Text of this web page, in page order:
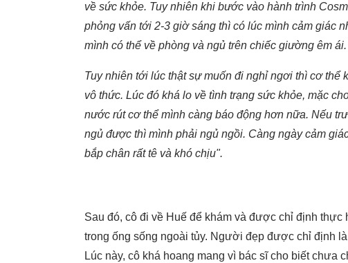
về sức khỏe. Tuy nhiên khi bước vào hành trình
phỏng vấn tới 2-3 giờ sáng thì có lúc mình cảm giác
mình có thể về phòng và ngủ trên chiếc giường êm ái.
Tuy nhiên tới lúc thật sự muốn đi nghỉ ngơi thì cơ thể
vô thức. Lúc đó khá lo về tình trạng sức khỏe, mặc
nước rút cơ thể mình càng báo động hơn nữa. Nếu
ngủ được thì mình phải ngủ ngồi. Càng ngày cảm
bắp chân rất tê và khó chịu".
Sau đó, cô đi về Huế để khám và được chỉ định thực
trong ống sống ngoài tủy. Người đẹp được chỉ định
Lúc này, cô khá hoang mang vì bác sĩ cho biết chưa